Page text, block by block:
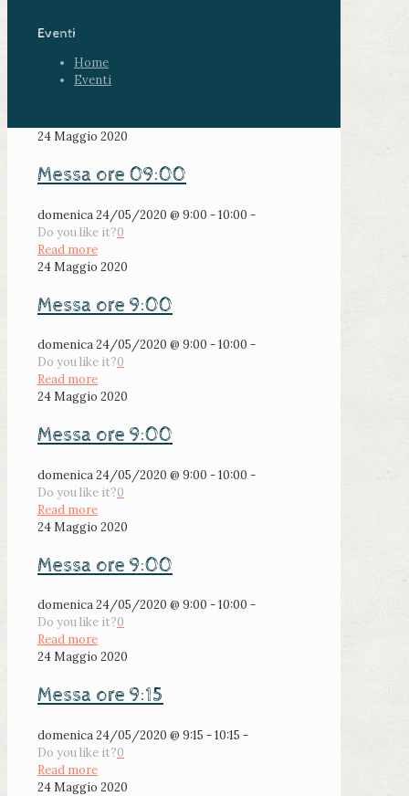
Eventi
Home
Eventi
24 Maggio 2020
Messa ore 09:00
domenica 24/05/2020 @ 9:00 - 10:00 -
Do you like it?0
Read more
24 Maggio 2020
Messa ore 9:00
domenica 24/05/2020 @ 9:00 - 10:00 -
Do you like it?0
Read more
24 Maggio 2020
Messa ore 9:00
domenica 24/05/2020 @ 9:00 - 10:00 -
Do you like it?0
Read more
24 Maggio 2020
Messa ore 9:00
domenica 24/05/2020 @ 9:00 - 10:00 -
Do you like it?0
Read more
24 Maggio 2020
Messa ore 9:15
domenica 24/05/2020 @ 9:15 - 10:15 -
Do you like it?0
Read more
24 Maggio 2020